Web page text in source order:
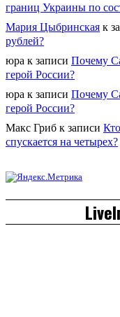
границ Украины по
Мария Цыбринская к
рублей?
юра к записи Почему
герой России?
юра к записи Почему
герой России?
Макс Гриб к записи
спускается на четырех?